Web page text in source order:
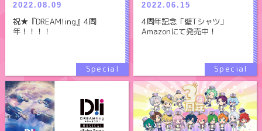
2022.08.09
祝★『DREAM!ing』4周
年！！！！
2022.06.15
4周年記念「壁Tシャツ」
Amazonにて発売中！